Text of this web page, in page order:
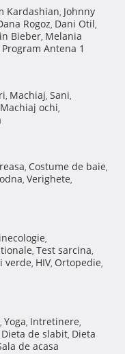
Kardashian, Johnny
Rogoz, Dani Otil,
Bieber, Melania
Program Antena 1
, Machiaj, Sani,
Machiaj ochi,
, Costume de baie,
, Verighete,
,
, Test sarcina,
verde, HIV, Ortopedie,
, Yoga, Intretinere,
Dieta de slabit, Dieta
de acasa